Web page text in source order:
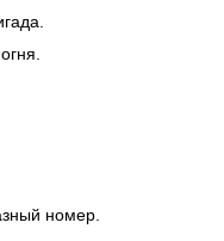
номер.